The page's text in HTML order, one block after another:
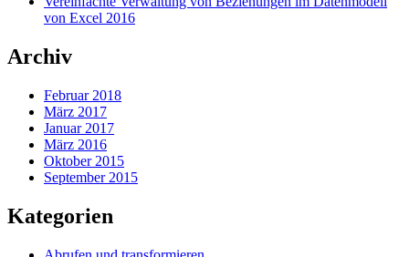
von Excel 2016
Archiv
Februar 2018
März 2017
Januar 2017
März 2016
Oktober 2015
September 2015
Kategorien